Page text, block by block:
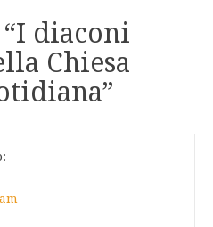
I diaconi
Chiesa
”